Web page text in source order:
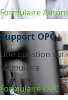
Formulaire
Support OPC
Une question sur
formulaire
Formulaire OPC